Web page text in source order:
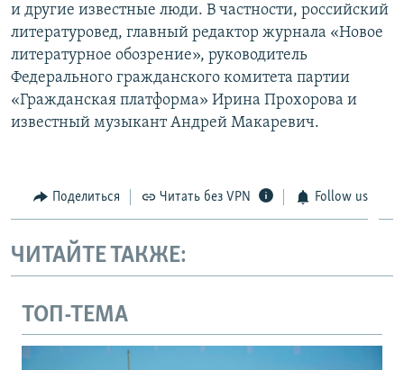
и другие известные люди. В частности, российский
литературовед, главный редактор журнала «Новое
литературное обозрение», руководитель
Федерального гражданского комитета партии
«Гражданская платформа» Ирина Прохорова и
известный музыкант Андрей Макаревич.
Поделиться Читать без VPN Follow us
ЧИТАЙТЕ ТАКЖЕ:
ТОП-ТЕМА